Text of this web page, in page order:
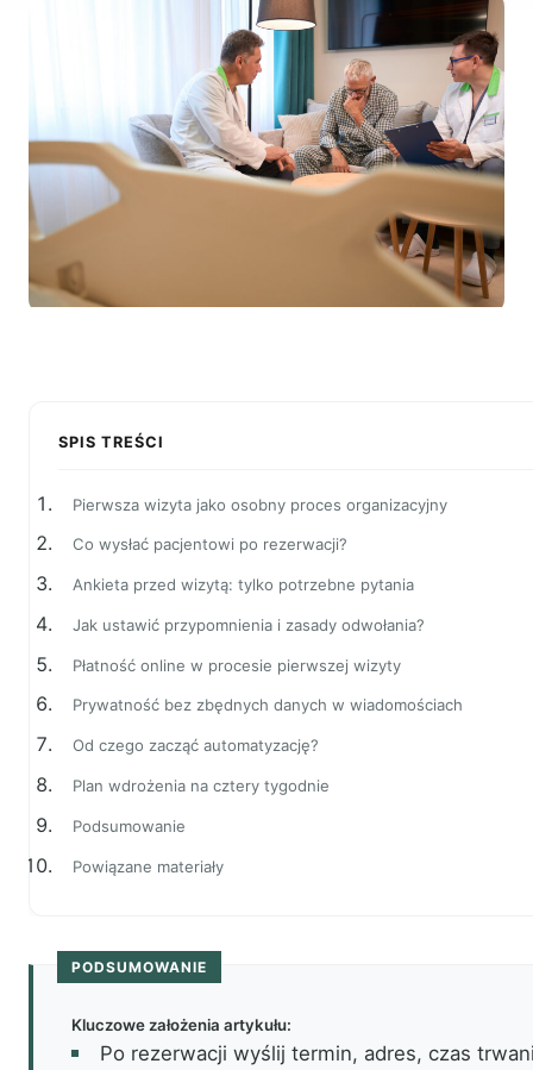
SPIS TREŚCI
Pierwsza wizyta jako osobny proces organizacyjny
Co wysłać pacjentowi po rezerwacji?
Ankieta przed wizytą: tylko potrzebne pytania
Jak ustawić przypomnienia i zasady odwołania?
Płatność online w procesie pierwszej wizyty
Prywatność bez zbędnych danych w wiadomościach
Od czego zacząć automatyzację?
Plan wdrożenia na cztery tygodnie
Podsumowanie
Powiązane materiały
PODSUMOWANIE
Kluczowe założenia artykułu:
Po rezerwacji wyślij termin, adres, czas